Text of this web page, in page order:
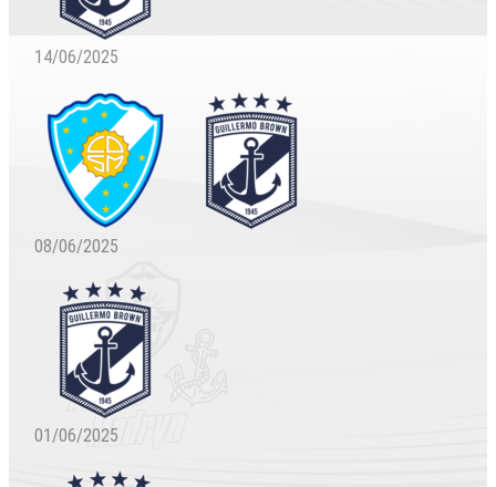
14/06/2025
08/06/2025
01/06/2025